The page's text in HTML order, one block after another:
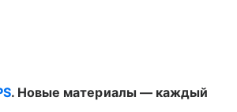
. Новые материалы — каждый